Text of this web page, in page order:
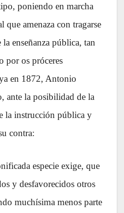
poniendo en marcha
que amenaza con tragarse
enseñanza pública, tan
por os próceres
en 1872, Antonio
ante la posibilidad de la
la instrucción pública y
contra:
especie exige, que
y desfavorecidos otros
muchísima menos parte